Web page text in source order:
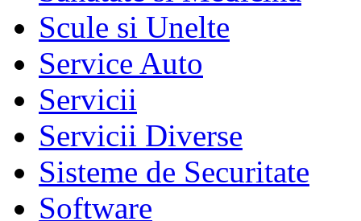
Scule si Unelte
Service Auto
Servicii
Servicii Diverse
Sisteme de Securitate
Software